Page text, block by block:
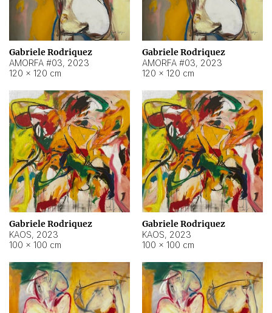
Gabriele Rodriquez
AMORFA #03, 2023
120 × 120 cm
Gabriele Rodriquez
AMORFA #03, 2023
120 × 120 cm
Gabriele Rodriquez
KAOS, 2023
100 × 100 cm
Gabriele Rodriquez
KAOS, 2023
100 × 100 cm